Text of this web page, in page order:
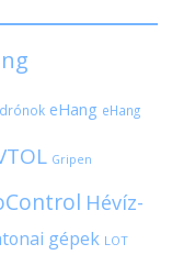
drónok eHang eHang
Gripen
Hévíz-
gépek LOT